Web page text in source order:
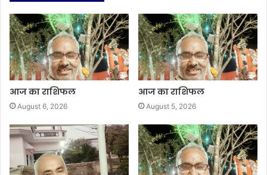
आज का राशिफल
August 6, 2026
आज का राशिफल
August 5, 2026